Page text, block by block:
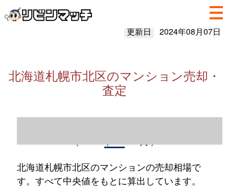
更新日 2024年08月07日
北海道札幌市北区のマンション売却・
査定
北海道札幌市北区のマンションの売却相場で
す。すべて中央値をもとに算出しています。